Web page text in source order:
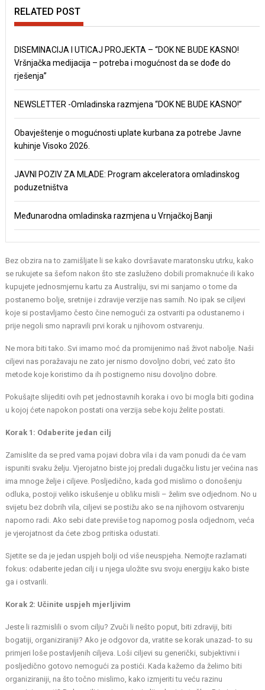
RELATED POST
DISEMINACIJA I UTICAJ PROJEKTA – “DOK NE BUDE KASNO!
Vršnjačka medijacija – potreba i mogućnost da se dođe do
rješenja”
NEWSLETTER -Omladinska razmjena “DOK NE BUDE KASNO!”
Obavještenje o mogućnosti uplate kurbana za potrebe Javne
kuhinje Visoko 2026.
JAVNI POZIV ZA MLADE: Program akceleratora omladinskog
poduzetništva
Međunarodna omladinska razmjena u Vrnjačkoj Banji
Bez obzira na to zamišljate li se kako dovršavate maratonsku utrku, kako
se rukujete sa šefom nakon što ste zasluženo dobili promaknuće ili kako
kupujete jednosmjernu kartu za Australiju, svi mi sanjamo o tome da
postanemo bolje, sretnije i zdravije verzije nas samih. No ipak se ciljevi
koje si postavljamo često čine nemogući za ostvariti pa odustanemo i
prije negoli smo napravili prvi korak u njihovom ostvarenju.
Ne mora biti tako. Svi imamo moć da promijenimo naš život nabolje. Naši
ciljevi nas poražavaju ne zato jer nismo dovoljno dobri, već zato što
metode koje koristimo da ih postignemo nisu dovoljno dobre.
Pokušajte slijediti ovih pet jednostavnih koraka i ovo bi mogla biti godina
u kojoj ćete napokon postati ona verzija sebe koju želite postati.
Korak 1: Odaberite jedan cilj
Zamislite da se pred vama pojavi dobra vila i da vam ponudi da će vam
ispuniti svaku želju. Vjerojatno biste joj predali dugačku listu jer većina nas
ima mnoge želje i ciljeve. Posljedično, kada god mislimo o donošenju
odluka, postoji veliko iskušenje u obliku misli – želim sve odjednom. No u
svijetu bez dobrih vila, ciljevi se postižu ako se na njihovom ostvarenju
naporno radi. Ako sebi date previše tog napornog posla odjednom, veća
je vjerojatnost da ćete zbog pritiska odustati.
Sjetite se da je jedan uspjeh bolji od više neuspjeha. Nemojte razlamati
fokus: odaberite jedan cilj i u njega uložite svu svoju energiju kako biste
ga i ostvarili.
Korak 2: Učinite uspjeh mjerljivim
Jeste li razmislili o svom cilju? Zvuči li nešto poput, biti zdraviji, biti
bogatiji, organiziraniji? Ako je odgovor da, vratite se korak unazad- to su
primjeri loše postavljenih ciljeva. Loši ciljevi su generički, subjektivni i
posljedično gotovo nemogući za postići. Kada kažemo da želimo biti
organiziraniji, na što točno mislimo, kako izmjeriti tu veću razinu